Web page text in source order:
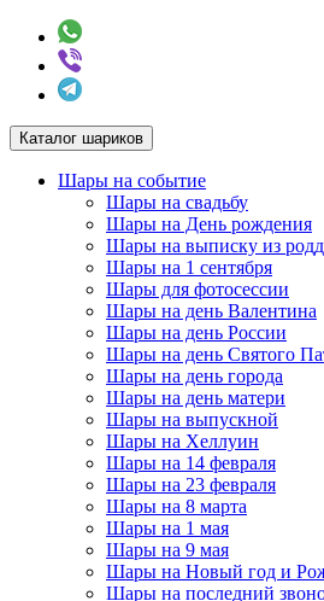
Каталог шариков
Шары на событие
Шары на свадьбу
Шары на День рождения
Шары на выписку из
Шары на 1 сентября
Шары для фотосессии
Шары на день Валентина
Шары на день России
Шары на день Святого
Шары на день города
Шары на день матери
Шары на выпускной
Шары на Хеллуин
Шары на 14 февраля
Шары на 23 февраля
Шары на 8 марта
Шары на 1 мая
Шары на 9 мая
Шары на Новый год и
Шары на последний